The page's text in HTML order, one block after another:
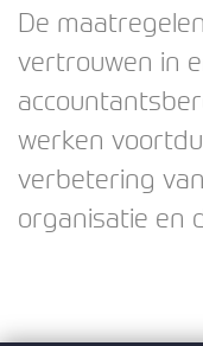
De
vertrouwen in
werken
verbetering
organisatie en